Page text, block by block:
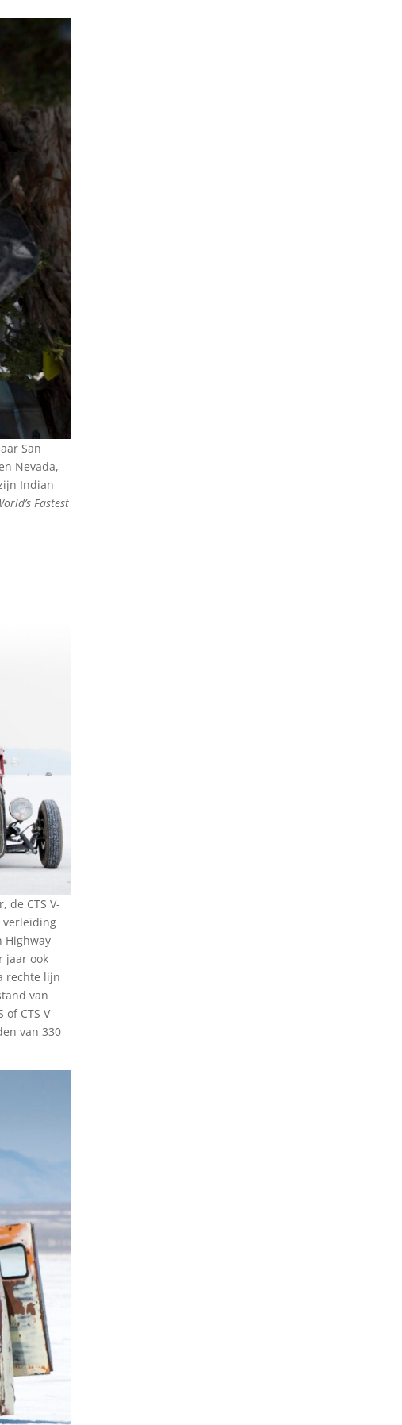
San
Nevada,
Indian
Fastest
de CTS V-
verleiding
Highway
jaar ook
rechte lijn
van
CTS V-
van 330